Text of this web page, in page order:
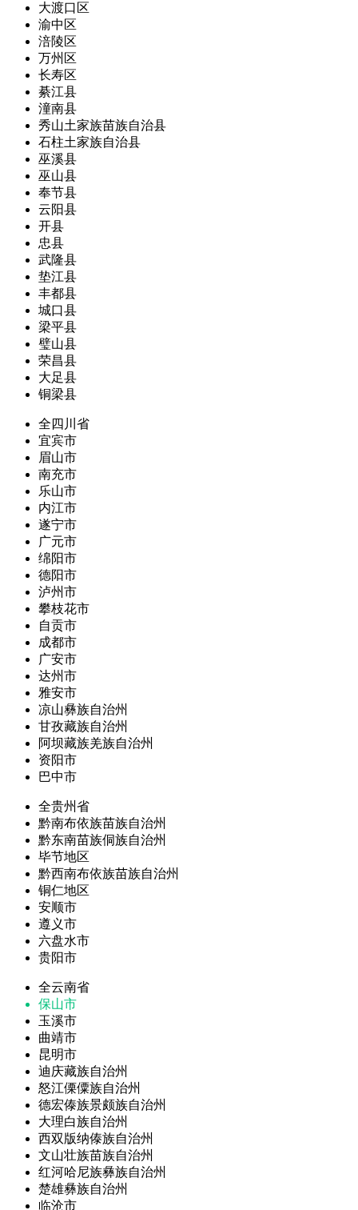
大渡口区
渝中区
涪陵区
万州区
长寿区
綦江县
潼南县
秀山土家族苗族自治县
石柱土家族自治县
巫溪县
巫山县
奉节县
云阳县
开县
忠县
武隆县
垫江县
丰都县
城口县
梁平县
璧山县
荣昌县
大足县
铜梁县
全四川省
宜宾市
眉山市
南充市
乐山市
内江市
遂宁市
广元市
绵阳市
德阳市
泸州市
攀枝花市
自贡市
成都市
广安市
达州市
雅安市
凉山彝族自治州
甘孜藏族自治州
阿坝藏族羌族自治州
资阳市
巴中市
全贵州省
黔南布依族苗族自治州
黔东南苗族侗族自治州
毕节地区
黔西南布依族苗族自治州
铜仁地区
安顺市
遵义市
六盘水市
贵阳市
全云南省
保山市
玉溪市
曲靖市
昆明市
迪庆藏族自治州
怒江傈僳族自治州
德宏傣族景颇族自治州
大理白族自治州
西双版纳傣族自治州
文山壮族苗族自治州
红河哈尼族彝族自治州
楚雄彝族自治州
临沧市